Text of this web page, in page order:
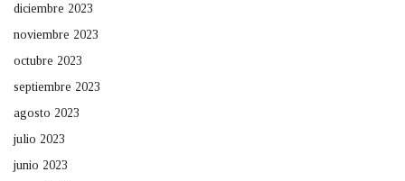
diciembre 2023
noviembre 2023
octubre 2023
septiembre 2023
agosto 2023
julio 2023
junio 2023